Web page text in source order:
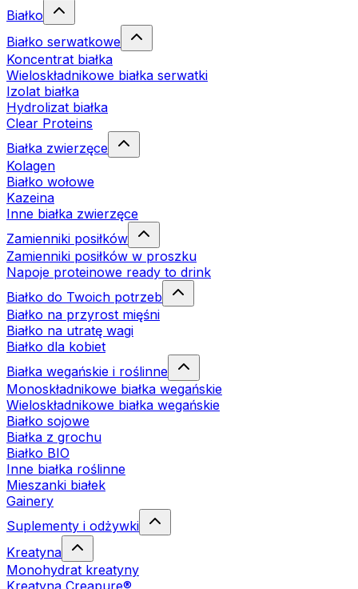
Białko
Białko serwatkowe
Koncentrat białka
Wieloskładnikowe białka serwatki
Izolat białka
Hydrolizat białka
Clear Proteins
Białka zwierzęce
Kolagen
Białko wołowe
Kazeina
Inne białka zwierzęce
Zamienniki posiłków
Zamienniki posiłków w proszku
Napoje proteinowe ready to drink
Białko do Twoich potrzeb
Białko na przyrost mięśni
Białko na utratę wagi
Białko dla kobiet
Białka wegańskie i roślinne
Monoskładnikowe białka wegańskie
Wieloskładnikowe białka wegańskie
Białko sojowe
Białka z grochu
Białko BIO
Inne białka roślinne
Mieszanki białek
Gainery
Suplementy i odżywki
Kreatyna
Monohydrat kreatyny